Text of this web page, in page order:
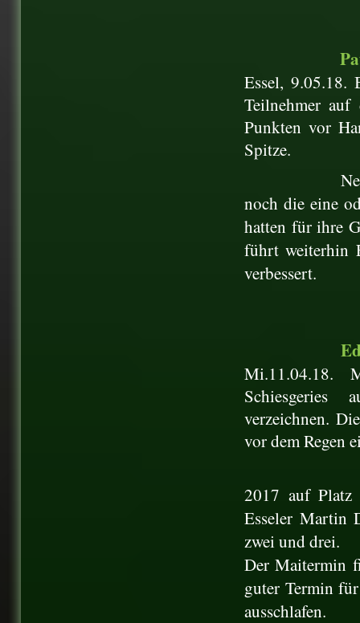
Essel, 9.05.18.
Teilnehmer
Punkten vor
Spitze.
noch die eine
hatten für ihre
führt weiterhin
verbessert.
Mi.11.04.18.
verzeichnen.
vor dem Regen
2017 auf
Esseler Martin
zwei und drei.
Der Maitermin
guter Termin
ausschlafen.